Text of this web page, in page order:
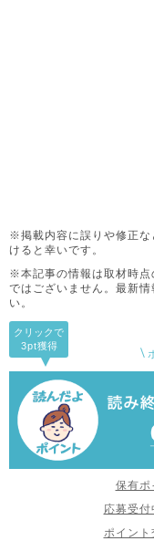
※掲載内容に誤りや修正な
けると幸いです。
※本記事の情報は取材時点
ではございません。 最新情
い。
クリックで
3pt獲得
保有ポ
応募受
ポイント